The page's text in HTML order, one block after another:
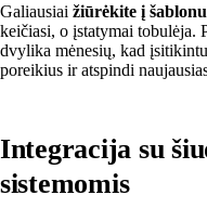
Galiausiai žiūrėkite į
keičiasi, o įstatymai tobulėja.
dvylika mėnesių, kad
poreikius ir atspindi
Integracija su
sistemomis